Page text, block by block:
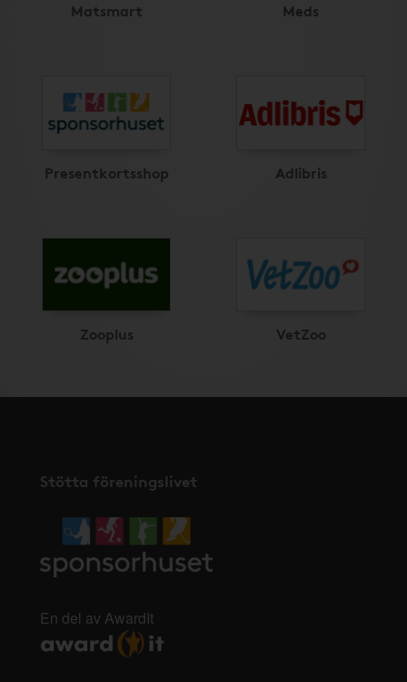
Matsmart Meds
Presentkortsshop Adlibris
Zooplus VetZoo
Stötta föreningslivet
En del av AwardIt